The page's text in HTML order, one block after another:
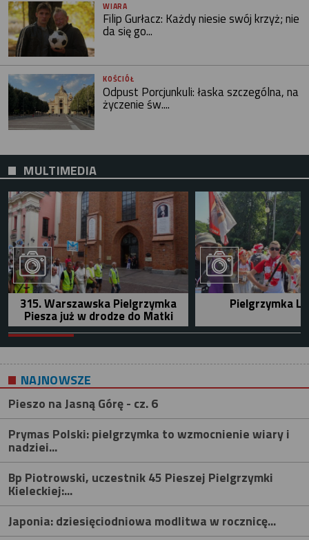
WIARA
Filip Gurłacz: Każdy niesie swój krzyż; nie
da się go...
KOŚCIÓŁ
Odpust Porcjunkuli: łaska szczególna, na
życzenie św....
MULTIMEDIA
315. Warszawska Pielgrzymka
Piesza już w drodze do Matki
Pielgrzymka
NAJNOWSZE
Pieszo na Jasną Górę - cz. 6
Prymas Polski: pielgrzymka to wzmocnienie wiary i
nadziei...
Bp Piotrowski, uczestnik 45 Pieszej Pielgrzymki
Kieleckiej:...
Japonia: dziesięciodniowa modlitwa w rocznicę...